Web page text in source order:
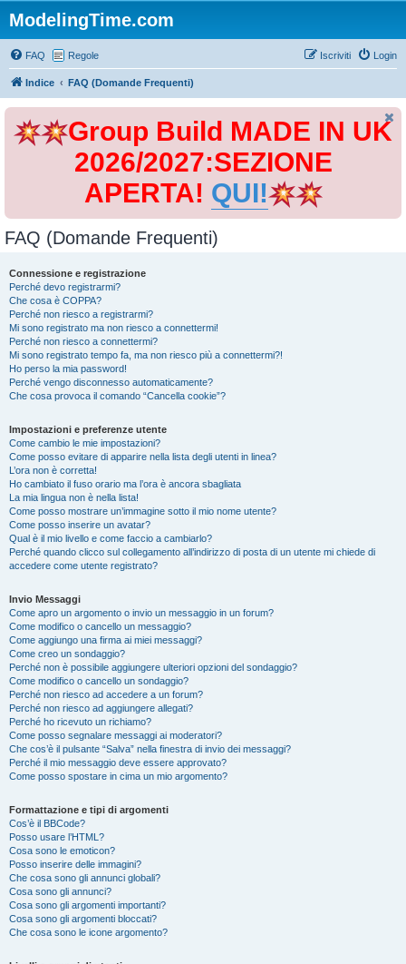
ModelingTime.com
FAQ Regole Login
Iscriviti
Indice FAQ (Domande Frequenti)
Group Build MADE IN UK
2026/2027:SEZIONE
APERTA! QUI!
FAQ (Domande Frequenti)
Connessione e registrazione
Perché devo registrarmi?
Che cosa è COPPA?
Perché non riesco a registrarmi?
Mi sono registrato ma non riesco a connettermi!
Perché non riesco a connettermi?
Mi sono registrato tempo fa, ma non riesco più a connettermi?!
Ho perso la mia password!
Perché vengo disconnesso automaticamente?
Che cosa provoca il comando “Cancella cookie”?
Impostazioni e preferenze utente
Come cambio le mie impostazioni?
Come posso evitare di apparire nella lista degli utenti in linea?
L’ora non è corretta!
Ho cambiato il fuso orario ma l’ora è ancora sbagliata
La mia lingua non è nella lista!
Come posso mostrare un’immagine sotto il mio nome utente?
Come posso inserire un avatar?
Qual è il mio livello e come faccio a cambiarlo?
Perché quando clicco sul collegamento all’indirizzo di posta di un utente mi chiede di
accedere come utente registrato?
Invio Messaggi
Come apro un argomento o invio un messaggio in un forum?
Come modifico o cancello un messaggio?
Come aggiungo una firma ai miei messaggi?
Come creo un sondaggio?
Perché non è possibile aggiungere ulteriori opzioni del sondaggio?
Come modifico o cancello un sondaggio?
Perché non riesco ad accedere a un forum?
Perché non riesco ad aggiungere allegati?
Perché ho ricevuto un richiamo?
Come posso segnalare messaggi ai moderatori?
Che cos’è il pulsante “Salva” nella finestra di invio dei messaggi?
Perché il mio messaggio deve essere approvato?
Come posso spostare in cima un mio argomento?
Formattazione e tipi di argomenti
Cos’è il BBCode?
Posso usare l’HTML?
Cosa sono le emoticon?
Posso inserire delle immagini?
Che cosa sono gli annunci globali?
Cosa sono gli annunci?
Cosa sono gli argomenti importanti?
Cosa sono gli argomenti bloccati?
Che cosa sono le icone argomento?